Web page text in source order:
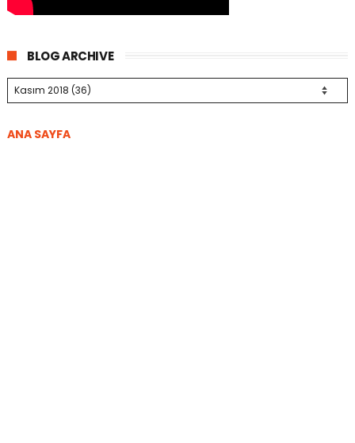
BLOG ARCHIVE
ANA SAYFA